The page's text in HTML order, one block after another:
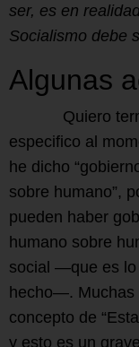
ser, es en
Socialismo debe
Algunas
Quiero
especifico al
he dicho
sobre humano”,
pueden haber
humano sobre
social —que es lo
hecho—. Muchas
concepto de
y esto es un